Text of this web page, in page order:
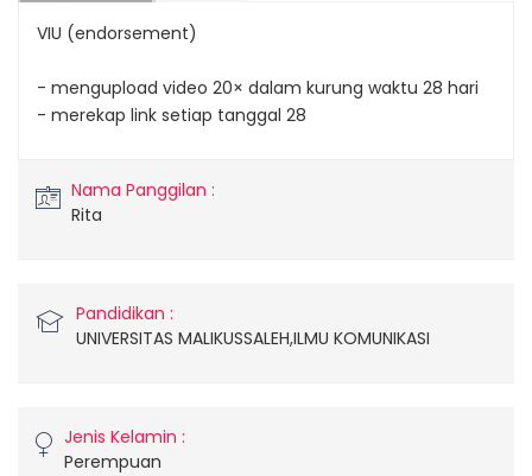
VIU (endorsement)
- mengupload video 20× dalam kurung waktu 28 hari
- merekap link setiap tanggal 28
Nama Panggilan :
Rita
Pandidikan :
UNIVERSITAS MALIKUSSALEH,ILMU KOMUNIKASI
Jenis Kelamin :
Perempuan